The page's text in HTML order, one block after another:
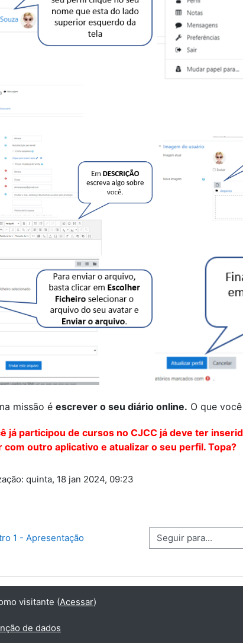
missão é escrever o seu diário online. O que
já participou de cursos no CJCC já deve ter
com outro aplicativo e atualizar o seu perfil. Topa?
quinta, 18 jan 2024, 09:23
1 - Apresentação Seguir para...
visitante (Acessar)
de dados